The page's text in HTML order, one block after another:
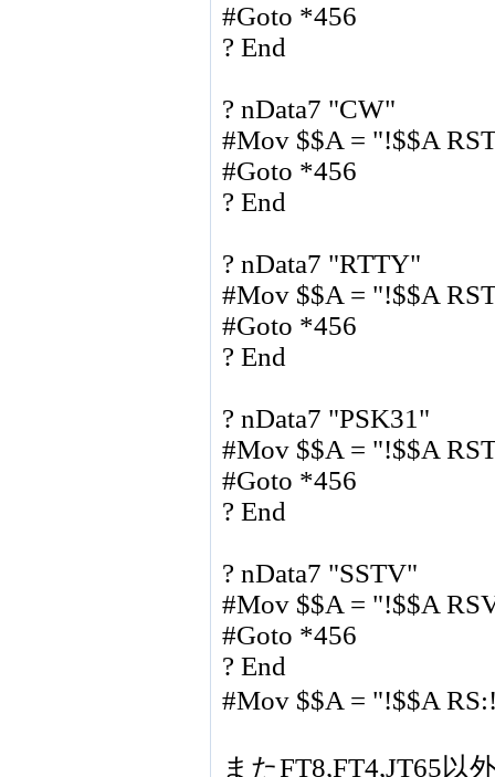
#Goto *456
? End
? nData7 "CW"
#Mov $$A = "!$$A
#Goto *456
? End
? nData7 "RTTY"
#Mov $$A = "!$$A
#Goto *456
? End
? nData7 "PSK31"
#Mov $$A = "!$$A
#Goto *456
? End
? nData7 "SSTV"
#Mov $$A = "!$$A
#Goto *456
? End
#Mov $$A = "!$$A
またFT8,FT4,JT65以